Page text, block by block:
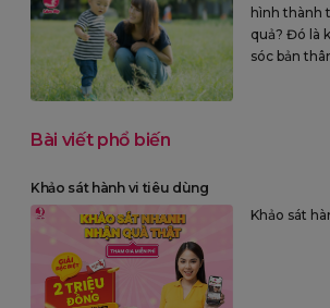
hình thành
quả? Đó là
sóc bản
Bài viết phổ biến
Khảo sát hành vi tiêu dùng
Khảo sát